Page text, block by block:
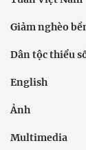
Giảm nghèo
Dân tộc thiểu
English
Ảnh
Multimedia